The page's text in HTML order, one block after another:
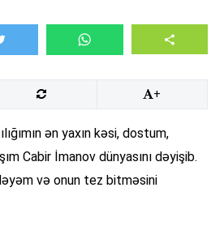
+
ən yaxın kəsi, dostum,
Cabir İmanov dünyasını dəyişib.
və onun tez bitməsini